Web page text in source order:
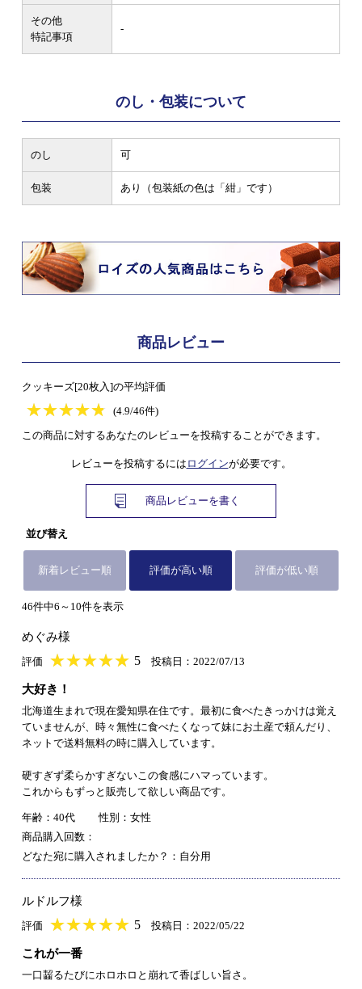
その他
特記事項
-
のし・包装について
のし 可
包装 あり（包装紙の色は「紺」です）
商品レビュー
クッキーズ[20枚入]の平均評価
★★★★★
★★★★★
(4.9/46件)
この商品に対するあなたのレビューを投稿することができます。
レビューを投稿するには ログインが必要です。
商品レビューを書く
並び替え
新着レビュー順 評価が高い順 評価が低い順
46件中6～10件を表示
めぐみ様
評価 ★★★★★
★★★★★ 5 投稿日：2022/07/13
大好き！
北海道生まれで現在愛知県在住です。最初に食べたきっかけは覚え
ていませんが、時々無性に食べたくなって妹にお土産で頼んだり、
ネットで送料無料の時に購入しています。
硬すぎず柔らかすぎないこの食感にハマっています。
これからもずっと販売して欲しい商品です。
年齢：40代
性別：女性
商品購入回数：
どなた宛に購入されましたか？：自分用
ルドルフ様
評価 ★★★★★
★★★★★ 5 投稿日：2022/05/22
これが一番
一口齧るたびにホロホロと崩れて香ばしい旨さ。